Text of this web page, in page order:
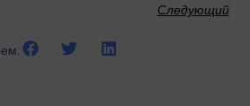
Следующий